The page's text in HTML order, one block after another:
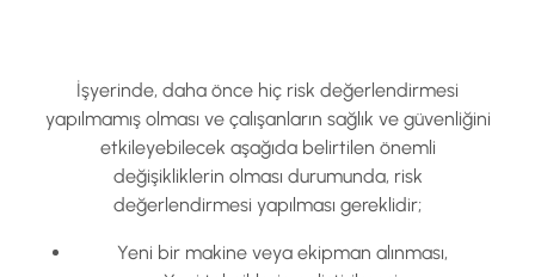
İşyerinde, daha önce hiç risk değerlendirmesi
yapılmamış olması ve çalışanların sağlık ve güvenliğini
etkileyebilecek aşağıda belirtilen önemli
değişikliklerin olması durumunda, risk
değerlendirmesi yapılması gereklidir;
Yeni bir makine veya ekipman alınması,